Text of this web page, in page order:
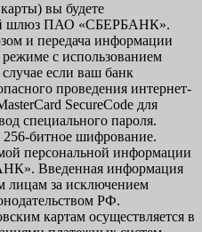
вы будете
шлюз ПАО «СБЕРБАНК».
и передача информации
с использованием
если ваш банк
проведения интернет-
SecureCode для
специального пароля.
битное шифрование.
персональной информации
Введенная информация
лицам за исключением
РФ.
картам осуществляется в